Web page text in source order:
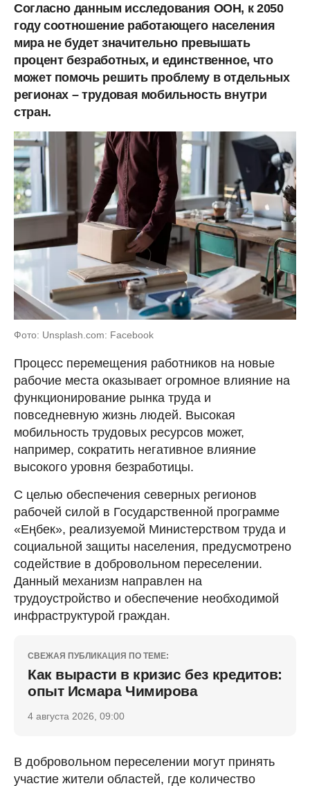
Согласно данным исследования ООН, к 2050
году соотношение работающего населения
мира не будет значительно превышать
процент безработных, и единственное, что
может помочь решить проблему в отдельных
регионах – трудовая мобильность внутри
стран.
Фото: Unsplash.com: Facebook
Процесс перемещения работников на новые
рабочие места оказывает огромное влияние на
функционирование рынка труда и
повседневную жизнь людей. Высокая
мобильность трудовых ресурсов может,
например, сократить негативное влияние
высокого уровня безработицы.
С целью обеспечения северных регионов
рабочей силой в Государственной программе
«Еңбек», реализуемой Министерством труда и
социальной защиты населения, предусмотрено
содействие в добровольном переселении.
Данный механизм направлен на
трудоустройство и обеспечение необходимой
инфраструктурой граждан.
СВЕЖАЯ ПУБЛИКАЦИЯ ПО ТЕМЕ:
Как вырасти в кризис без кредитов:
опыт Исмара Чимирова
4 августа 2026, 09:00
В добровольном переселении могут принять
участие жители областей, где количество